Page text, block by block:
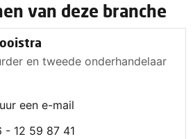
van deze branche
en tweede onderhandelaar
een e-mail
- 12 59 87 41